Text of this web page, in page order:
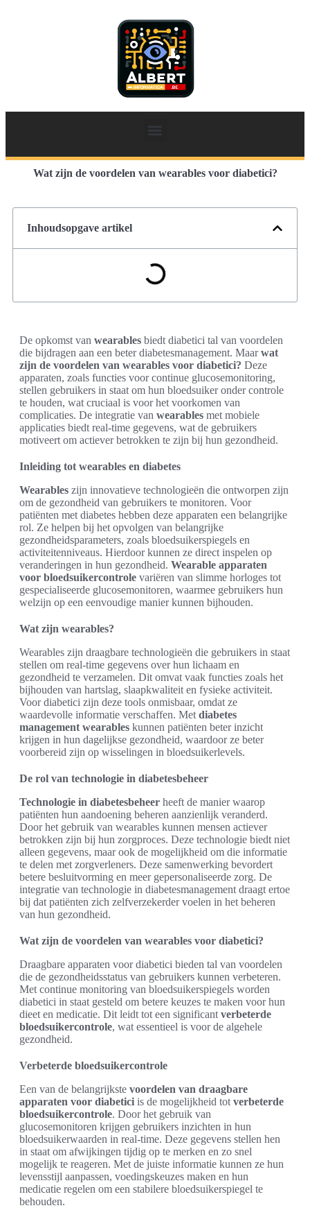
Wat zijn de voordelen van wearables voor diabetici?
Inhoudsopgave artikel
De opkomst van wearables biedt diabetici tal van voordelen
die bijdragen aan een beter diabetesmanagement. Maarwat
zijn de voordelen van wearables voor diabetici? Deze
apparaten, zoals functies voor continue glucosemonitoring,
stellen gebruikers in staat om hun bloedsuiker onder controle
te houden, wat cruciaal is voor het voorkomen van
complicaties. De integratie van wearables met mobiele
applicaties biedt real-time gegevens, wat de gebruikers
motiveert om actiever betrokken te zijn bij hun gezondheid.
Inleiding tot wearables en diabetes
Wearables zijn innovatieve technologieën die ontworpen zijn
om de gezondheid van gebruikers te monitoren. Voor
patiënten met diabetes hebben deze apparaten een belangrijke
rol. Ze helpen bij het opvolgen van belangrijke
gezondheidsparameters, zoals bloedsuikerspiegels en
activiteitenniveaus. Hierdoor kunnen ze direct inspelen op
veranderingen in hun gezondheid. Wearable apparaten
voor bloedsuikercontrole variëren van slimme horloges tot
gespecialiseerde glucosemonitoren, waarmee gebruikers hun
welzijn op een eenvoudige manier kunnen bijhouden.
Wat zijn wearables?
Wearables zijn draagbare technologieën die gebruikers in staat
stellen om real-time gegevens over hun lichaam en
gezondheid te verzamelen. Dit omvat vaak functies zoals het
bijhouden van hartslag, slaapkwaliteit en fysieke activiteit.
Voor diabetici zijn deze tools onmisbaar, omdat ze
waardevolle informatie verschaffen. Met diabetes
management wearables kunnen patiënten beter inzicht
krijgen in hun dagelijkse gezondheid, waardoor ze beter
voorbereid zijn op wisselingen in bloedsuikerlevels.
De rol van technologie in diabetesbeheer
Technologie in diabetesbeheer heeft de manier waarop
patiënten hun aandoening beheren aanzienlijk veranderd.
Door het gebruik van wearables kunnen mensen actiever
betrokken zijn bij hun zorgproces. Deze technologie biedt niet
alleen gegevens, maar ook de mogelijkheid om die informatie
te delen met zorgverleners. Deze samenwerking bevordert
betere besluitvorming en meer gepersonaliseerde zorg. De
integratie van technologie in diabetesmanagement draagt ertoe
bij dat patiënten zich zelfverzekerder voelen in het beheren
van hun gezondheid.
Wat zijn de voordelen van wearables voor diabetici?
Draagbare apparaten voor diabetici bieden tal van voordelen
die de gezondheidsstatus van gebruikers kunnen verbeteren.
Met continue monitoring van bloedsuikerspiegels worden
diabetici in staat gesteld om betere keuzes te maken voor hun
dieet en medicatie. Dit leidt tot een significant verbeterde
bloedsuikercontrole, wat essentieel is voor de algehele
gezondheid.
Verbeterde bloedsuikercontrole
Een van de belangrijkste voordelen van draagbare
apparaten voor diabetici is de mogelijkheid tot verbeterde
bloedsuikercontrole. Door het gebruik van
glucosemonitoren krijgen gebruikers inzichten in hun
bloedsuikerwaarden in real-time. Deze gegevens stellen hen
in staat om afwijkingen tijdig op te merken en zo snel
mogelijk te reageren. Met de juiste informatie kunnen ze hun
levensstijl aanpassen, voedingskeuzes maken en hun
medicatie regelen om een stabilere bloedsuikerspiegel te
behouden.